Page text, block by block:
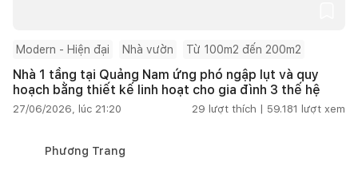
Modern - Hiện đại Nhà vườn Từ 100m2 đến 200m2
Nhà 1 tầng tại Quảng Nam ứng phó ngập lụt và quy
hoạch bằng thiết kế linh hoạt cho gia đình 3 thế hệ
27/06/2026, lúc 21:20 29 lượt thích | 59.181 lượt xem
Phương Trang